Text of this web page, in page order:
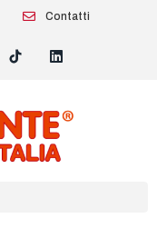
Contatti